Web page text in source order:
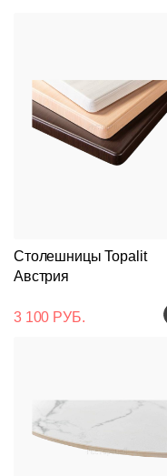
Столешницы Topalit
Австрия
3 100 РУБ.